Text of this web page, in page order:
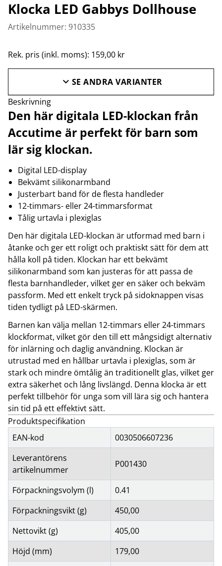
Klocka LED Gabbys Dollhouse
Artikelnummer: 910335
Rek. pris (inkl. moms): 159,00 kr
SE ANDRA VARIANTER
Beskrivning
Den här digitala LED-klockan från
Accutime är perfekt för barn som
lär sig klockan.
Digital LED-display
Bekvämt silikonarmband
Justerbart band för de flesta handleder
12-timmars- eller 24-timmarsformat
Tålig urtavla i plexiglas
Den här digitala LED-klockan är utformad med barn i
åtanke och ger ett roligt och praktiskt sätt för dem att
hålla koll på tiden. Klockan har ett bekvämt
silikonarmband som kan justeras för att passa de
flesta barnhandleder, vilket ger en säker och bekväm
passform. Med ett enkelt tryck på sidoknappen visas
tiden tydligt på LED-skärmen.
Barnen kan välja mellan 12-timmars eller 24-timmars
klockformat, vilket gör den till ett mångsidigt alternativ
för inlärning och daglig användning. Klockan är
utrustad med en hållbar urtavla i plexiglas, som är
stark och mindre ömtålig än traditionellt glas, vilket ger
extra säkerhet och lång livslängd. Denna klocka är ett
perfekt tillbehör för unga som vill lära sig och hantera
sin tid på ett effektivt sätt.
Produktspecifikation
EAN-kod
0030506607236
Leverantörens
artikelnummer
P001430
Förpackningsvolym (l)
0.41
Förpackningsvikt (g)
450,00
Nettovikt (g)
405,00
Höjd (mm)
179,00